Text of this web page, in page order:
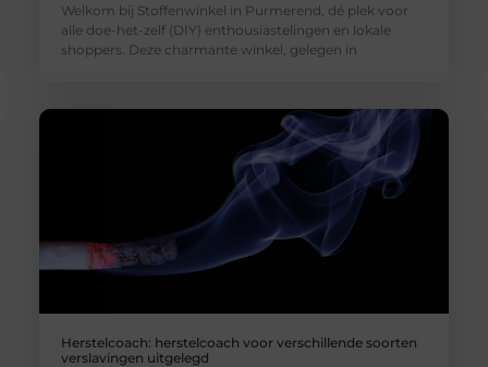
Welkom bij Stoffenwinkel in Purmerend, dé plek voor
alle doe-het-zelf (DIY) enthousiastelingen en lokale
shoppers. Deze charmante winkel, gelegen in
Herstelcoach: herstelcoach voor verschillende soorten
verslavingen uitgelegd